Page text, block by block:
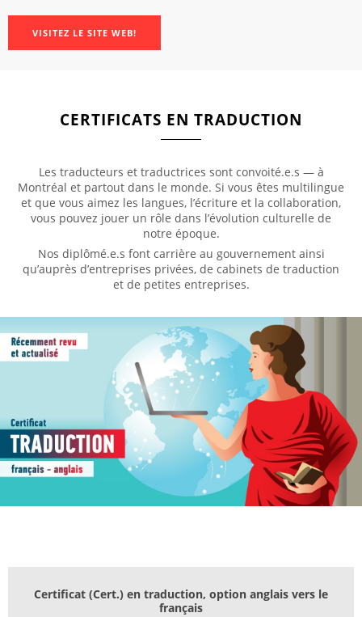
VISITEZ LE SITE WEB!
CERTIFICATS EN TRADUCTION
Les traducteurs et traductrices sont convoité.e.s — à
Montréal et partout dans le monde. Si vous êtes multilingue
et que vous aimez les langues, l’écriture et la collaboration,
vous pouvez jouer un rôle dans l’évolution culturelle de
notre époque.
Nos diplômé.e.s font carrière au gouvernement ainsi
qu’auprès d’entreprises privées, de cabinets de traduction
et de petites entreprises.
Certificat (Cert.) en traduction, option anglais vers le
français